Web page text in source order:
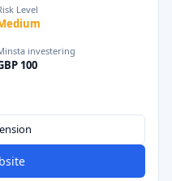
Level
investering
100